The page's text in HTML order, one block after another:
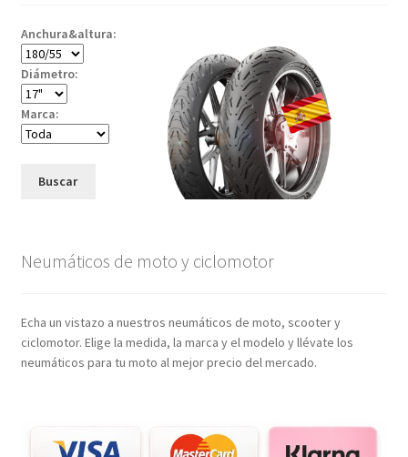
Anchura&altura:
Diámetro:
Marca:
Buscar
Neumáticos de moto y ciclomotor
Echa un vistazo a nuestros neumáticos de moto, scooter y
ciclomotor. Elige la medida, la marca y el modelo y llévate los
neumáticos para tu moto al mejor precio del mercado.